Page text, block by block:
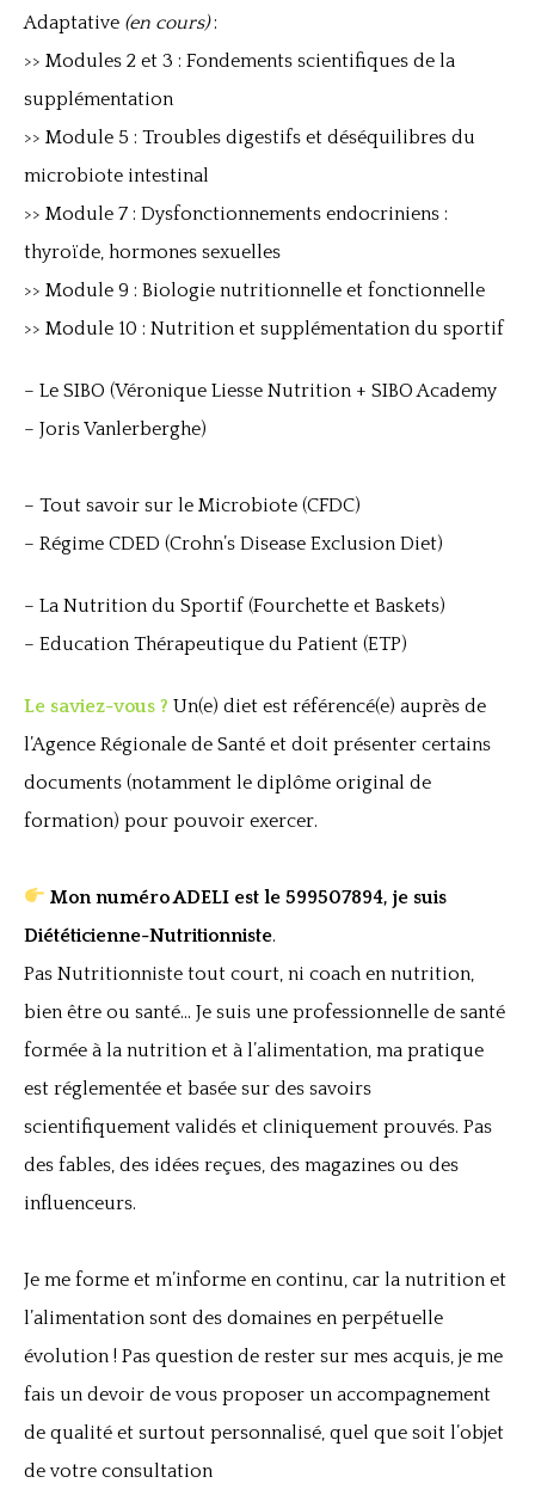
Adaptative (en cours):
>> Modules 2 et 3 : Fondements scientifiques de la
supplémentation
>> Module 5 : Troubles digestifs et déséquilibres du
microbiote intestinal
>> Module 7 : Dysfonctionnements endocriniens :
thyroïde, hormones sexuelles
>> Module 9 : Biologie nutritionnelle et fonctionnelle
>> Module 10 : Nutrition et supplémentation du sportif
– Le SIBO (Véronique Liesse Nutrition + SIBO Academy
– Joris Vanlerberghe)
– Tout savoir sur le Microbiote (CFDC)
– Régime CDED (Crohn’s Disease Exclusion Diet)
– La Nutrition du Sportif (Fourchette et Baskets)
– Education Thérapeutique du Patient (ETP)
Le saviez-vous ? Un(e) diet est référencé(e) auprès de
l’Agence Régionale de Santé et doit présenter certains
documents (notamment le diplôme original de
formation) pour pouvoir exercer.
Mon numéro ADELI est le 599507894, je suis
Diététicienne-Nutritionniste.
Pas Nutritionniste tout court, ni coach en nutrition,
bien être ou santé… Je suis une professionnelle de santé
formée à la nutrition et à l’alimentation, ma pratique
est réglementée et basée sur des savoirs
scientifiquement validés et cliniquement prouvés. Pas
des fables, des idées reçues, des magazines ou des
influenceurs.
Je me forme et m’informe en continu, car la nutrition et
l’alimentation sont des domaines en perpétuelle
évolution ! Pas question de rester sur mes acquis, je me
fais un devoir de vous proposer un accompagnement
de qualité et surtout personnalisé, quel que soit l’objet
de votre consultation